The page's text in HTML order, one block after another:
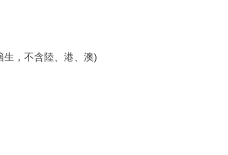
生，不含陸、港、澳)